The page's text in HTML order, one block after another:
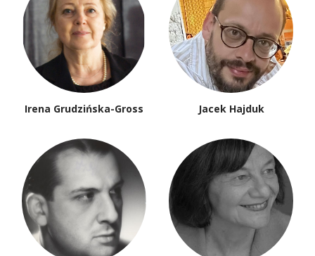
Irena Grudzińska-Gross Jacek Hajduk